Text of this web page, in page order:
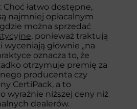
: Choć łatwo dostępne,
najmniej opłacalnym
można sprzedać
, ponieważ traktują
wyceniają głównie „na
oznacza to, że
otrzymuje premię za
producenta czy
CertiPack, a to
wyraźnie niższej ceny niż
dealerów.